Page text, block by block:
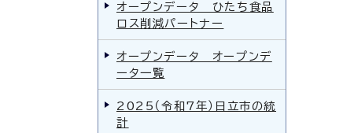
オープンデータ ひたち食品
ロス削減パートナー
オープンデータ オープンデ
ータ一覧
2025（令和7年）日立市の統
計